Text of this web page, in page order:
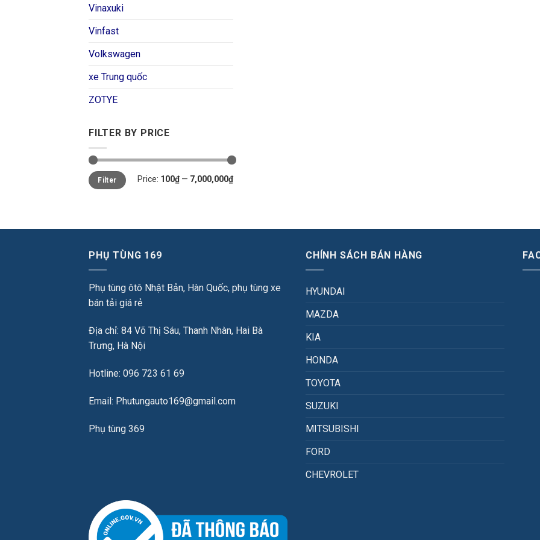
Vinaxuki
Vinfast
Volkswagen
xe Trung quốc
ZOTYE
FILTER BY PRICE
Filter Price: 100₫ — 7,000,000₫
PHỤ TÙNG 169
Phụ tùng ôtô Nhật Bản, Hàn Quốc, phụ tùng xe
bán tải giá rẻ
Địa chỉ: 84 Võ Thị Sáu, Thanh Nhàn, Hai Bà
Trưng, Hà Nội
Hotline: 096 723 61 69
Email: Phutungauto169@gmail.com
Phụ tùng 369
CHÍNH SÁCH BÁN HÀNG
HYUNDAI
MAZDA
KIA
HONDA
TOYOTA
SUZUKI
MITSUBISHI
FORD
CHEVROLET